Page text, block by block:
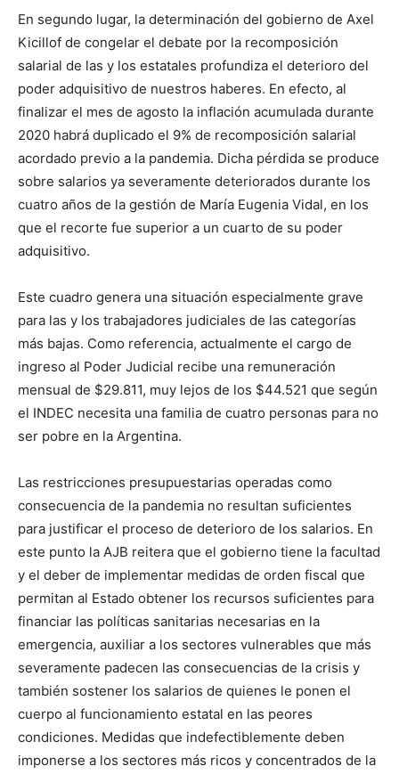
En segundo lugar, la determinación del gobierno de Axel
Kicillof de congelar el debate por la recomposición
salarial de las y los estatales profundiza el deterioro del
poder adquisitivo de nuestros haberes. En efecto, al
finalizar el mes de agosto la inflación acumulada durante
2020 habrá duplicado el 9% de recomposición salarial
acordado previo a la pandemia. Dicha pérdida se produce
sobre salarios ya severamente deteriorados durante los
cuatro años de la gestión de María Eugenia Vidal, en los
que el recorte fue superior a un cuarto de su poder
adquisitivo.
Este cuadro genera una situación especialmente grave
para las y los trabajadores judiciales de las categorías
más bajas. Como referencia, actualmente el cargo de
ingreso al Poder Judicial recibe una remuneración
mensual de $29.811, muy lejos de los $44.521 que según
el INDEC necesita una familia de cuatro personas para no
ser pobre en la Argentina.
Las restricciones presupuestarias operadas como
consecuencia de la pandemia no resultan suficientes
para justificar el proceso de deterioro de los salarios. En
este punto la AJB reitera que el gobierno tiene la facultad
y el deber de implementar medidas de orden fiscal que
permitan al Estado obtener los recursos suficientes para
financiar las políticas sanitarias necesarias en la
emergencia, auxiliar a los sectores vulnerables que más
severamente padecen las consecuencias de la crisis y
también sostener los salarios de quienes le ponen el
cuerpo al funcionamiento estatal en las peores
condiciones. Medidas que indefectiblemente deben
imponerse a los sectores más ricos y concentrados de la